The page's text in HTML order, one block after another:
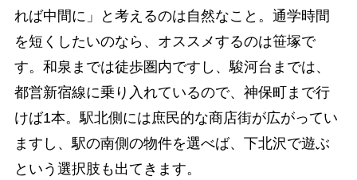
れば中間に」と考えるのは自然なこと。通学時間
を短くしたいのなら、オススメするのは笹塚で
す。和泉までは徒歩圏内ですし、駿河台までは、
都営新宿線に乗り入れているので、神保町まで行
けば1本。駅北側には庶民的な商店街が広がってい
ますし、駅の南側の物件を選べば、下北沢で遊ぶ
という選択肢も出てきます。